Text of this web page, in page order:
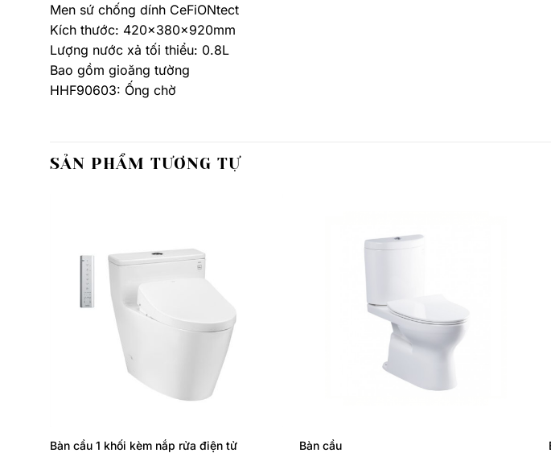
Men sứ chống dính CeFiONtect
Kích thước: 420x380x920mm
Lượng nước xả tối thiểu: 0.8L
Bao gồm gioăng tường
HHF90603: Ống chờ
SẢN PHẨM TƯƠNG TỰ
Bàn cầu 1 khối kèm nắp rửa điện tử
Bàn cầu